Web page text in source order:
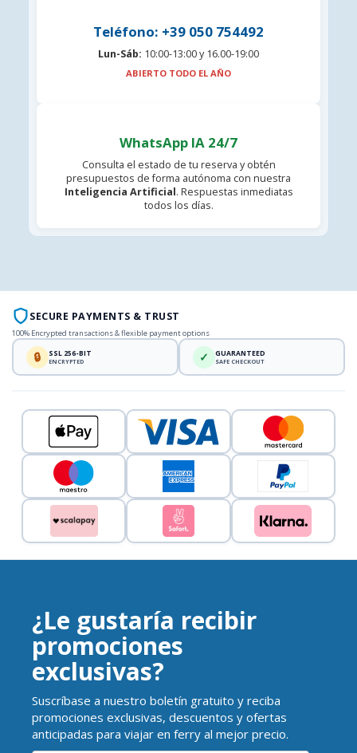
Teléfono: +39 050 754492
Lun-Sáb: 10:00-13:00 y 16.00-19:00
ABIERTO TODO EL AÑO
WhatsApp IA 24/7
Consulta el estado de tu reserva y obtén
presupuestos de forma autónoma con nuestra
Inteligencia Artificial. Respuestas inmediatas
todos los días.
SECURE PAYMENTS & TRUST
100% Encrypted transactions & flexible payment options
🔒 SSL 256-BIT
ENCRYPTED ✓ GUARANTEED
SAFE CHECKOUT
¿Le gustaría recibir
promociones
exclusivas?
Suscríbase a nuestro boletín gratuito y reciba
promociones exclusivas, descuentos y ofertas
anticipadas para viajar en ferry al mejor precio.